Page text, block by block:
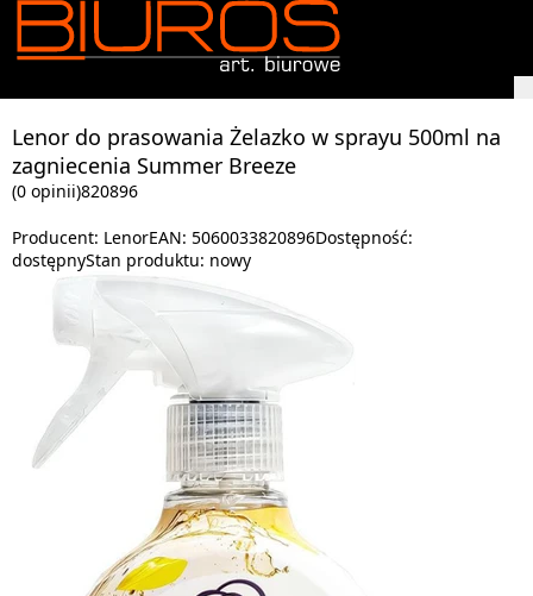
Lenor do prasowania Żelazko w sprayu 500ml na
zagniecenia Summer Breeze
(0 opinii)820896
Producent: LenorEAN: 5060033820896Dostępność:
dostępnyStan produktu: nowy